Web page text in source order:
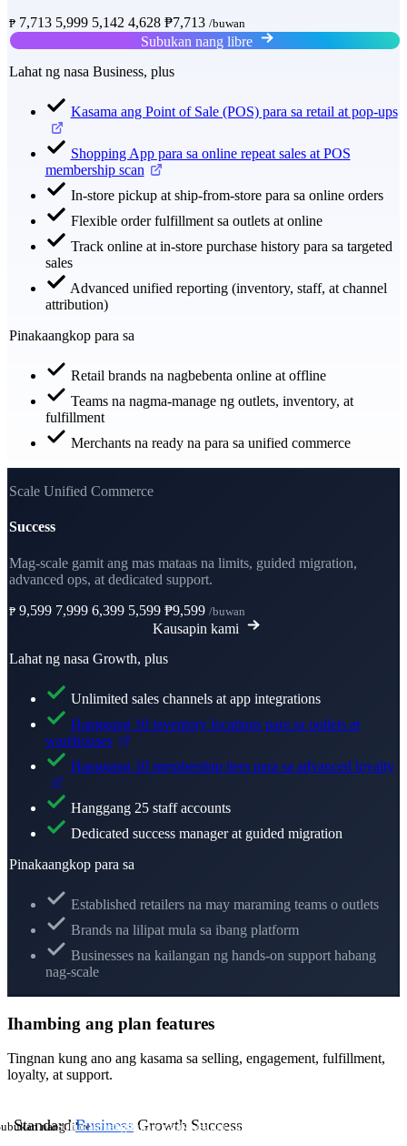
₱ 7,713 5,999 5,142 4,628 ₱7,713 /buwan
Subukan nang libre
Lahat ng nasa Business, plus
Kasama ang Point of Sale (POS) para sa retail at pop-ups
Shopping App para sa online repeat sales at POS
membership scan
In-store pickup at ship-from-store para sa online orders
Flexible order fulfillment sa outlets at online
Track online at in-store purchase history para sa targeted
sales
Advanced unified reporting (inventory, staff, at channel
attribution)
Pinakaangkop para sa
Retail brands na nagbebenta online at offline
Teams na nagma-manage ng outlets, inventory, at
fulfillment
Merchants na ready na para sa unified commerce
Scale Unified Commerce
Success
Mag-scale gamit ang mas mataas na limits, guided migration,
advanced ops, at dedicated support.
₱ 9,599 7,999 6,399 5,599 ₱9,599 /buwan
Kausapin kami
Lahat ng nasa Growth, plus
Unlimited sales channels at app integrations
Hanggang 10 inventory locations para sa outlets at
warehouses
Hanggang 10 membership tiers para sa advanced loyalty
Hanggang 25 staff accounts
Dedicated success manager at guided migration
Pinakaangkop para sa
Established retailers na may maraming teams o outlets
Brands na lilipat mula sa ibang platform
Businesses na kailangan ng hands-on support habang
nag-scale
Ihambing ang plan features
Tingnan kung ano ang kasama sa selling, engagement, fulfillment,
loyalty, at support.
Standard
nang libreBusiness
Subukan nang libreGrowth
Subukan nang libreSuccess
Kausapin kami